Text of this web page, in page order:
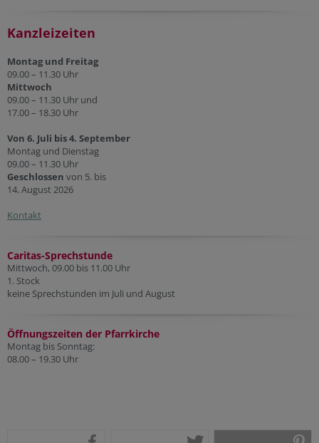
Kanzleizeiten
Montag und Freitag
09.00 – 11.30 Uhr
Mittwoch
09.00 – 11.30 Uhr und
17.00 – 18.30 Uhr
Von 6. Juli bis 4. September
Montag und Dienstag
09.00 – 11.30 Uhr
Geschlossen von 5. bis
14. August 2026
Kontakt
Caritas-Sprechstunde
Mittwoch, 09.00 bis 11.00 Uhr
1. Stock
keine Sprechstunden im Juli und August
Öffnungszeiten der Pfarrkirche
Montag bis Sonntag:
08.00 – 19.30 Uhr